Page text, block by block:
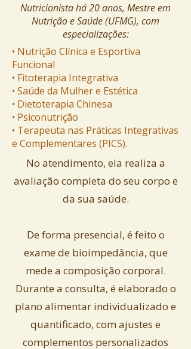
Nutricionista há 20 anos, Mestre em
Nutrição e Saúde (UFMG), com
especializações:
• Nutrição Clínica e Esportiva
Funcional
• Fitoterapia Integrativa
• Saúde da Mulher e Estética
• Dietoterapia Chinesa
• Psiconutrição
• Terapeuta nas Práticas Integrativas
e Complementares (PICS).
No atendimento, ela realiza a
avaliação completa do seu corpo e
da sua saúde.
De forma presencial, é feito o
exame de bioimpedância, que
mede a composição corporal.
Durante a consulta, é elaborado o
plano alimentar individualizado e
quantificado, com ajustes e
complementos personalizados